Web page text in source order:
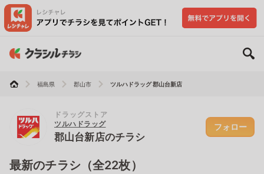
福島県 郡山市 ツルハドラッグ 郡山台新店
ドラッグストア
ツルハドラッグ
郡山台新店のチラシ
フォロー
最新のチラシ（全22枚）